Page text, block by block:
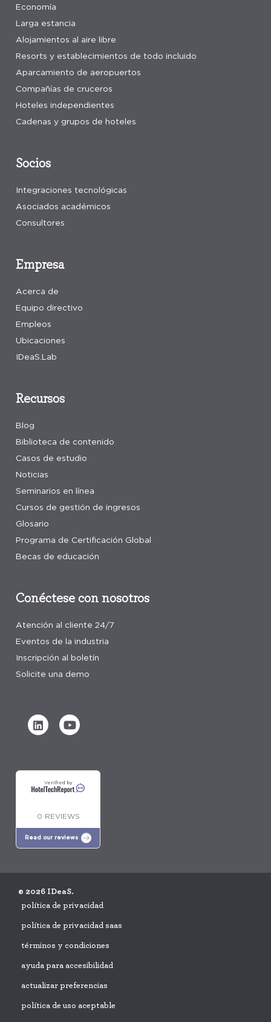
Economía
Larga estancia
Alojamientos al aire libre
Resorts y establecimientos de todo incluido
Aparcamiento de aeropuertos
Compañías de cruceros
Hoteles independientes
Cadenas y grupos de hoteles
Empresa
Acerca de
Equipo directivo
Empleos
Ubicaciones
IDeaS.Lab
Recursos
Blog
Biblioteca de contenido
Casos de estudio
Noticias
Seminarios en línea
Cursos de gestión de ingresos
Glosario
Programa de Certificación Global
Becas de educación
Conéctese con nosotros
Atención al cliente 24/7
Eventos de la industria
Inscripción al boletín
Solicite una demo
Socios
Integraciones tecnológicas
Asociados académicos
Consultores
Verified by
0 REVIEWS
Read our reviews
© 2026 IDeaS.
política de privacidad
política de privacidad saas
términos y condiciones
ayuda para accesibilidad
actualizar preferencias
política de uso aceptable